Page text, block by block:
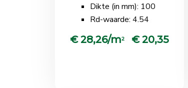
Dikte (in mm): 100
Rd-waarde: 4.54
€ 28,26/m2 € 20,35